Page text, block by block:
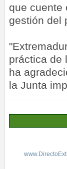
que cuente
gestión del
práctica de
ha
la Junta